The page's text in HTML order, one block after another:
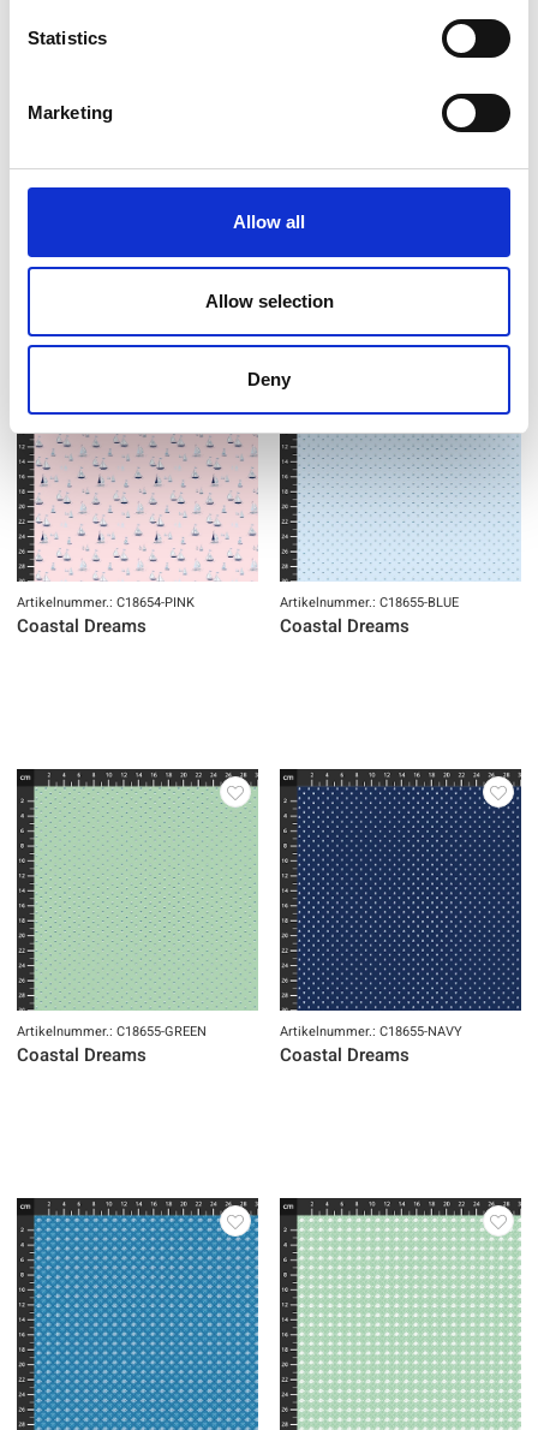
Statistics
Marketing
Allow all
Allow selection
Deny
Artikelnummer.: C18654-BLUE
Coastal Dreams
Artikelnummer.: C18654-NAVY
Artikelnummer.: C18654-PINK
Coastal Dreams
Artikelnummer.: C18655-BLUE
Coastal Dreams
Artikelnummer.: C18655-GREEN
Coastal Dreams
Artikelnummer.: C18655-NAVY
Coastal Dreams